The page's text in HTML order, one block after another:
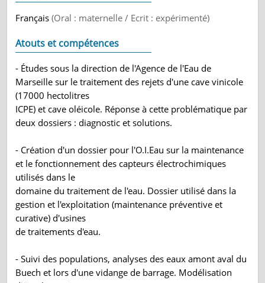
Français(Oral : maternelle / Ecrit : expérimenté)
Atouts et compétences
- Études sous la direction de l'Agence de l'Eau de
Marseille sur le traitement des rejets d'une cave vinicole
(17000 hectolitres
ICPE) et cave oléicole. Réponse à cette problématique par
deux dossiers : diagnostic et solutions.
- Création d'un dossier pour l'O.I.Eau sur la maintenance
et le fonctionnement des capteurs électrochimiques
utilisés dans le
domaine du traitement de l'eau. Dossier utilisé dans la
gestion et l'exploitation (maintenance préventive et
curative) d'usines
de traitements d'eau.
- Suivi des populations, analyses des eaux amont aval du
Buech et lors d'une vidange de barrage. Modélisation